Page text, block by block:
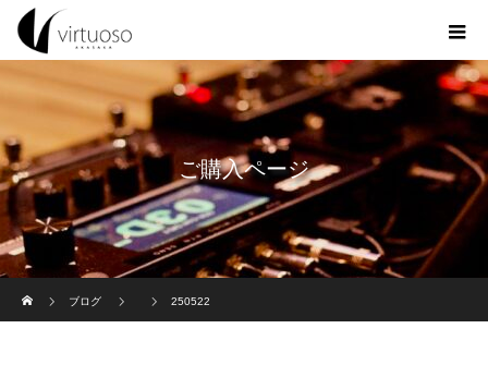
ご購入ページ
ブログ
250522